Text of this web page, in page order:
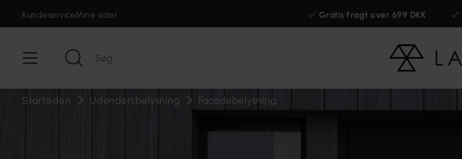
KundeserviceMine sider Gratis fragt over 699 DKK
Startsiden Udendørsbelysning Facadebelysning